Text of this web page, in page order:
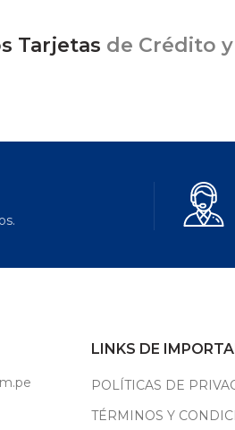
Tarjetas de Crédito
LINKS DE
POLÍTICAS DE
TÉRMINOS Y